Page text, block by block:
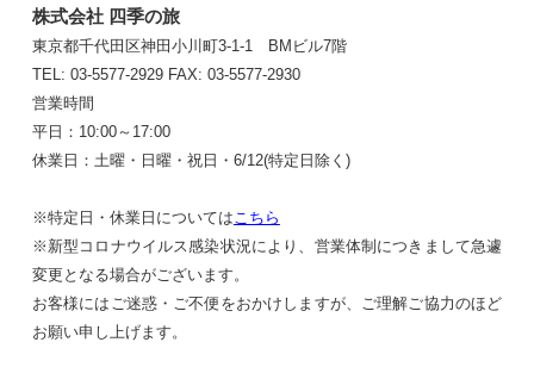
株式会社 四季の旅
東京都千代田区神田小川町3-1-1 BMビル7階
TEL: 03-5577-2929FAX: 03-5577-2930
営業時間
平日：10:00～17:00
休業日：土曜・日曜・祝日・6/12(特定日除く)
※特定日・休業日については こちら
※新型コロナウイルス感染状況により、営業体制につきまして急遽
変更となる場合がございます。
お客様にはご迷惑・ご不便をおかけしますが、ご理解ご協力のほど
お願い申し上げます。